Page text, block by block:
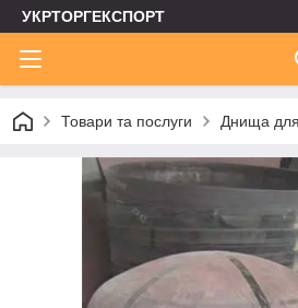
УКРТОРГЕКСПОРТ
Товари та послуги Днища для